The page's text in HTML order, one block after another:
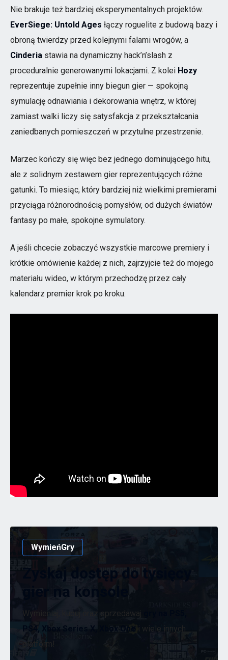
Nie brakuje też bardziej eksperymentalnych projektów.
EverSiege: Untold Ages łączy roguelite z budową bazy i
obroną twierdzy przed kolejnymi falami wrogów, a
Cinderia stawia na dynamiczny hack’n’slash z
proceduralnie generowanymi lokacjami. Z kolei Hozy
reprezentuje zupełnie inny biegun gier — spokojną
symulację odnawiania i dekorowania wnętrz, w której
zamiast walki liczy się satysfakcja z przekształcania
zaniedbanych pomieszczeń w przytulne przestrzenie.
Marzec kończy się więc bez jednego dominującego hitu,
ale z solidnym zestawem gier reprezentujących różne
gatunki. To miesiąc, który bardziej niż wielkimi premierami
przyciąga różnorodnością pomysłów, od dużych światów
fantasy po małe, spokojne symulatory.
A jeśli chcecie zobaczyć wszystkie marcowe premiery i
krótkie omówienie każdej z nich, zajrzyjcie też do mojego
materiału wideo, w którym przechodzę przez cały
kalendarz premier krok po kroku.
WymieńGry
Zyskaj dostęp do tysięcy
gier na konsole
Wymieniaj, kupuj oraz sprzedawaj
PS4, Xbox Series X, Xbox One i wiele innych
platform!